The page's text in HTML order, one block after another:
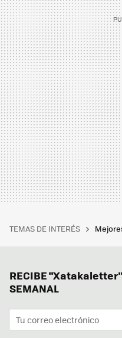
TEMAS DE INTERÉS
RECIBE
SEMANAL